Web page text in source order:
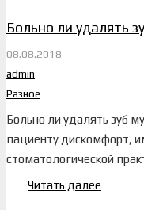
Больно ли удалять
08.08.2018
admin
Разное
Больно ли удалять зуб
пациенту дискомфорт,
стоматологической
Читать далее